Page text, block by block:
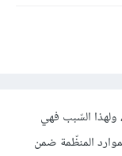
، ولهذا السّبب فهي
المنظّمة ضمن